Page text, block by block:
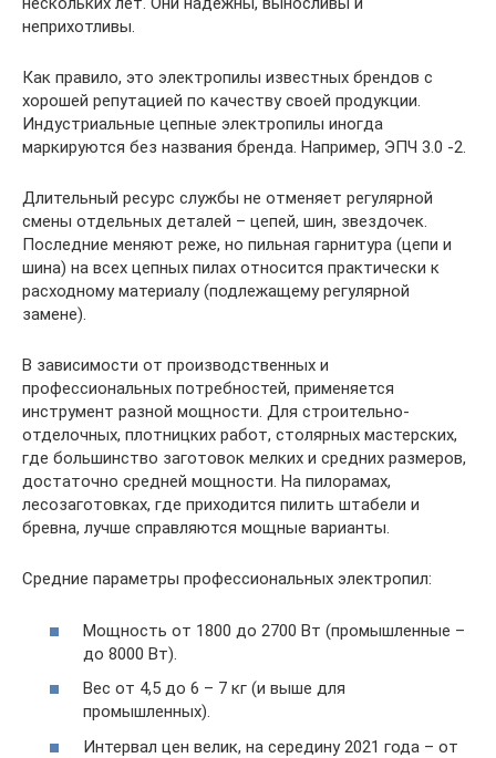
неприхотливы.
Как правило, это электропилы известных брендов с
хорошей репутацией по качеству своей продукции.
Индустриальные цепные электропилы иногда
маркируются без названия бренда. Например, ЭПЧ 3.0 -2.
Длительный ресурс службы не отменяет регулярной
смены отдельных деталей – цепей, шин, звездочек.
Последние меняют реже, но пильная гарнитура (цепи и
шина) на всех цепных пилах относится практически к
расходному материалу (подлежащему регулярной
замене).
В зависимости от производственных и
профессиональных потребностей, применяется
инструмент разной мощности. Для строительно-
отделочных, плотницких работ, столярных мастерских,
где большинство заготовок мелких и средних размеров,
достаточно средней мощности. На пилорамах,
лесозаготовках, где приходится пилить штабели и
бревна, лучше справляются мощные варианты.
Средние параметры профессиональных электропил:
Мощность от 1800 до 2700 Вт (промышленные –
до 8000 Вт).
Вес от 4,5 до 6 – 7 кг (и выше для
промышленных).
Интервал цен велик, на середину 2021 года – от